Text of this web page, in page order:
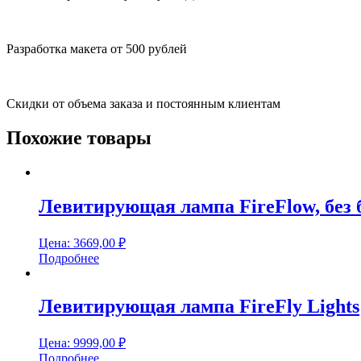
Разработка макета от 500 рублей
Скидки от объема заказа и постоянным клиентам
Похожие товары
Левитирующая лампа FireFlow, без
Цена: 3669,00 ₽
Подробнее
Левитирующая лампа FireFly Lights
Цена: 9999,00 ₽